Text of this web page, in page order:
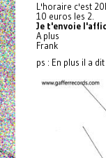
L'horaire c'est
10 euros les 2.
Je t'envoie
A plus
Frank
ps : En plus il a